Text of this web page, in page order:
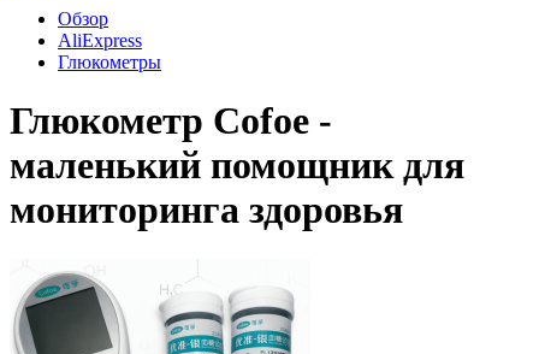
Обзор
AliExpress
Глюкометры
Глюкометр Cofoe -
маленький помощник для
мониторинга здоровья